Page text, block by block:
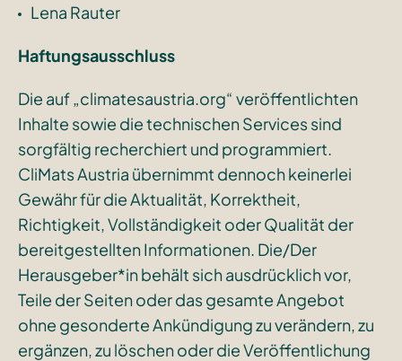
Lena Rauter
Haftungsausschluss
Die auf „climatesaustria.org“ veröffentlichten
Inhalte sowie die technischen Services sind
sorgfältig recherchiert und programmiert.
CliMats Austria übernimmt dennoch keinerlei
Gewähr für die Aktualität, Korrektheit,
Richtigkeit, Vollständigkeit oder Qualität der
bereitgestellten Informationen. Die/Der
Herausgeber*in behält sich ausdrücklich vor,
Teile der Seiten oder das gesamte Angebot
ohne gesonderte Ankündigung zu verändern, zu
ergänzen, zu löschen oder die Veröffentlichung